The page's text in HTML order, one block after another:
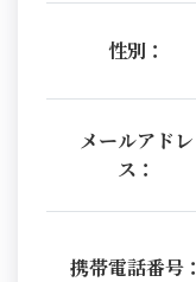
性別：
メールアドレ
ス：
携帯電話番号：